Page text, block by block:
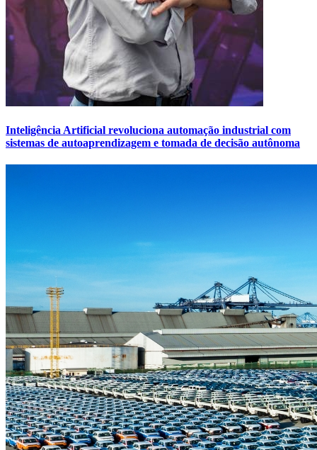
Inteligência Artificial revoluciona automação industrial com
sistemas de autoaprendizagem e tomada de decisão autônoma